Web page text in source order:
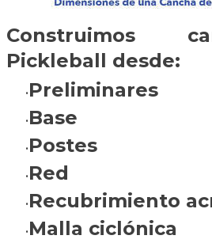
Construimos
Pickleball desde:
Preliminares
Base
Postes
Red
Recubrimiento
Malla ciclónica